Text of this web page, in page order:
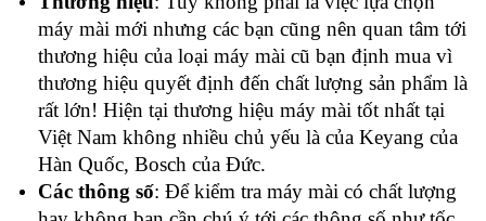
máy mài mới nhưng các bạn cũng nên quan tâm tới
thương hiệu của loại máy mài cũ bạn định mua vì
thương hiệu quyết định đến chất lượng sản phẩm là
rất lớn! Hiện tại thương hiệu máy mài tốt nhất tại
Việt Nam không nhiều chủ yếu là của Keyang của
Hàn Quốc, Bosch của Đức.
Các thông số: Để kiểm tra máy mài có chất lượng